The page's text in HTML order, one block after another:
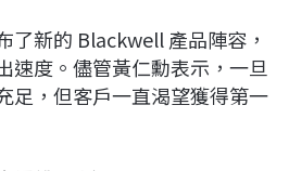
了新的 Blackwell 產品陣容，
速度。儘管黃仁勳表示，一旦
足，但客戶一直渴望獲得第一